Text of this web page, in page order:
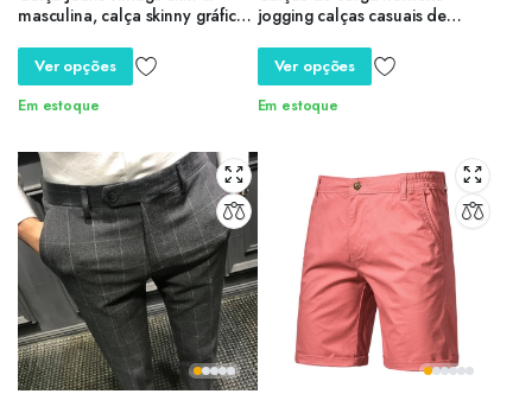
masculina, calça skinny gráfica,
apertado com gótico
estampado, strass de luxo Y 2k,
Kpop Xs
Ver opções
Em estoque
jogging calças casuais de
mens militares streetwear mens
trabalham calças de treino
tático plus size
Ver opções
Em estoque